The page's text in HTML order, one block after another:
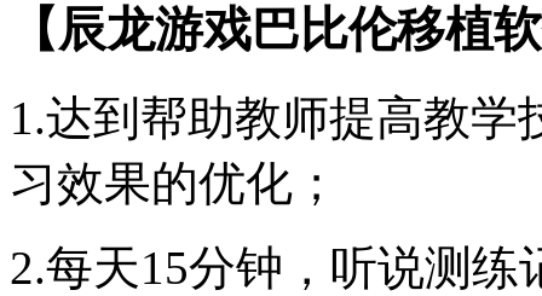
【辰龙游戏巴比伦移植
1.达到帮助教师提高教
习效果的优化；
2.每天15分钟，听说测练